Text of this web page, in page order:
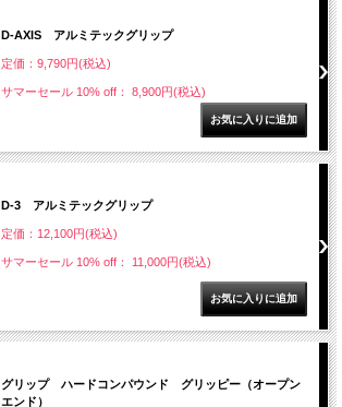
D-AXIS アルミテックグリップ
定価：9,790円(税込)
サマーセール 10% off： 8,900円(税込)
D-3 アルミテックグリップ
定価：12,100円(税込)
サマーセール 10% off： 11,000円(税込)
グリップ ハードコンパウンド グリッピー（オープン
エンド）